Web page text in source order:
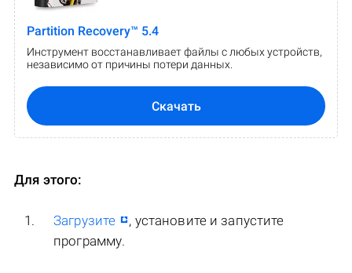
Partition Recovery™ 5.4
Инструмент восстанавливает файлы с любых устройств,
независимо от причины потери данных.
Скачать
Для этого:
Загрузите
, установите и запустите
программу.